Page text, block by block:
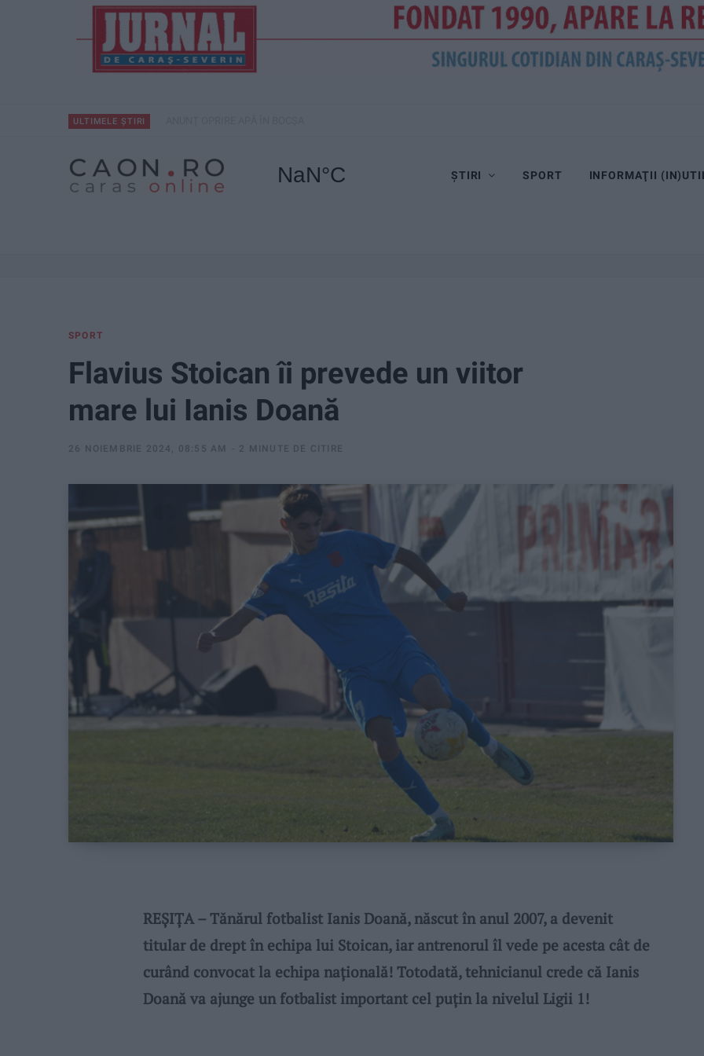
ULTIMELE ȘTIRI
ȘTIRI SPORT INFORMAŢII
SPORT
Flavius Stoican îi prevede un viitor
mare lui Ianis Doană
26 NOIEMBRIE 2024, 08:55 AM 2 MINUTE DE CITIRE
REȘIȚA – Tănărul fotbalist Ianis Doană, născut în anul 2007, a devenit
titular de drept în echipa lui Stoican, iar antrenorul îl vede pe acesta cât de
curând convocat la echipa națională! Totodată, tehnicianul crede că Ianis
Doană va ajunge un fotbalist important cel puțin la nivelul Ligii 1!